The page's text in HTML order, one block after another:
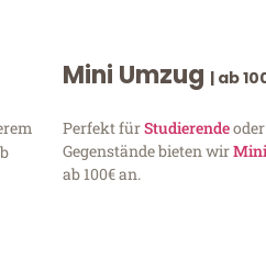
Mini Umzug | ab
Perfekt fürStudierende
Gegenstände bieten wir
ab 100€ an.